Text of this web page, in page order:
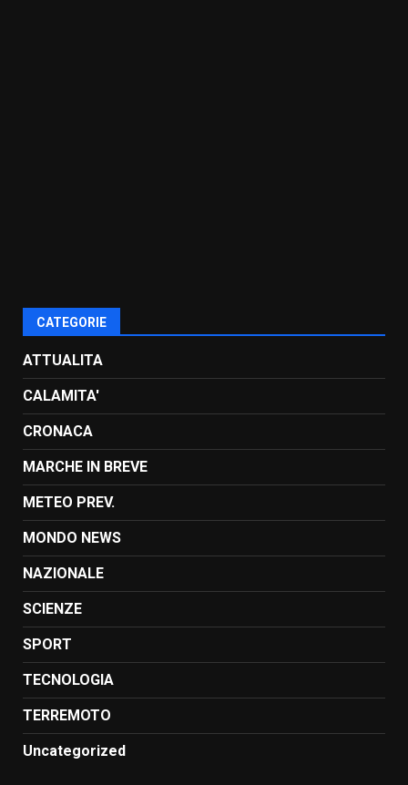
CATEGORIE
ATTUALITA
CALAMITA'
CRONACA
MARCHE IN BREVE
METEO PREV.
MONDO NEWS
NAZIONALE
SCIENZE
SPORT
TECNOLOGIA
TERREMOTO
Uncategorized